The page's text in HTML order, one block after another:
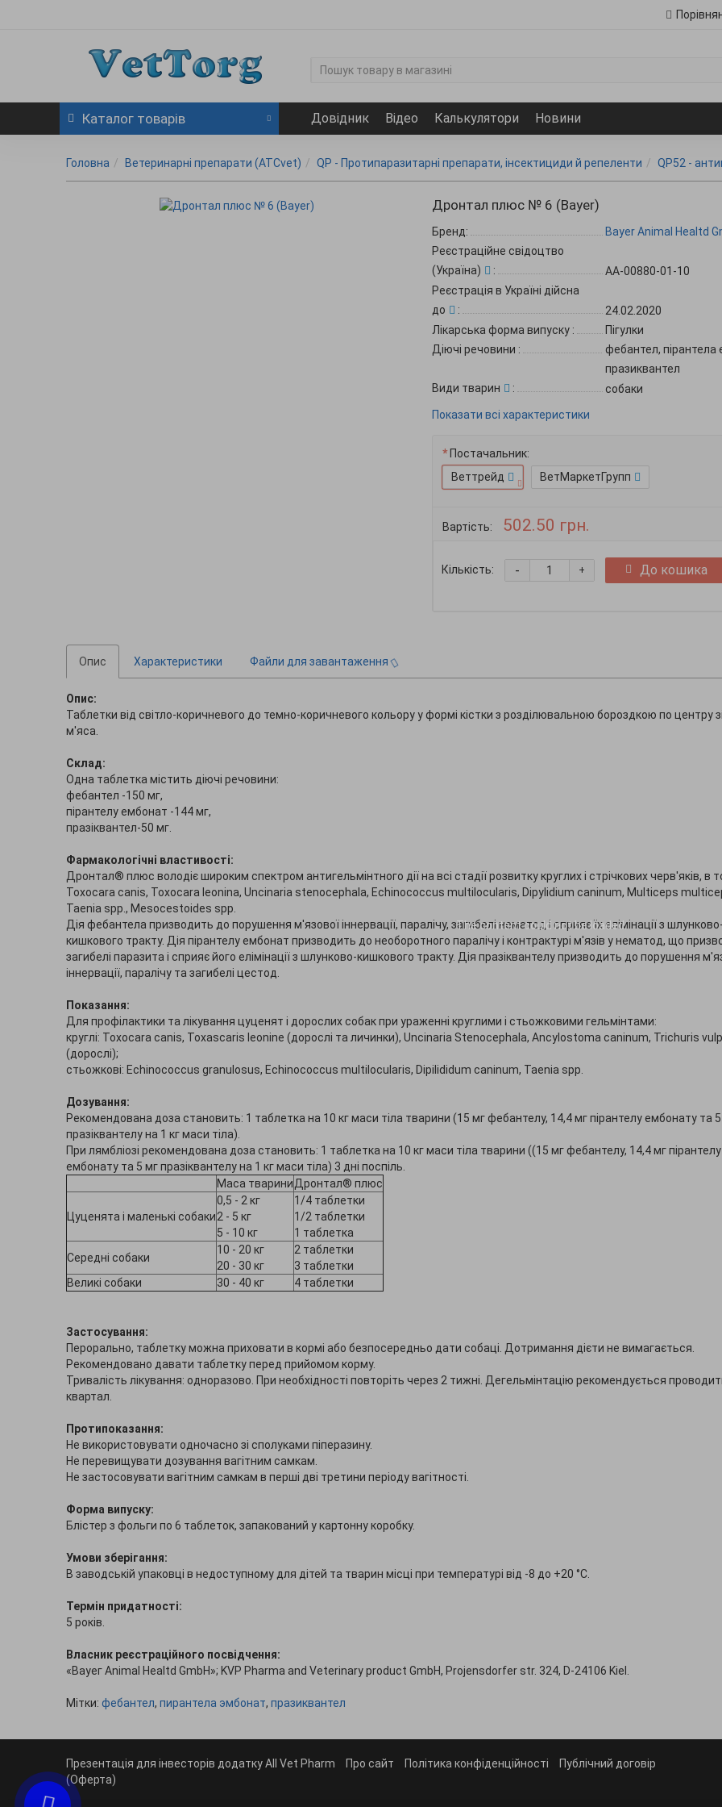
The contentcould not be loaded.
Каталогтоварів Довідник Відео Калькулятори Новини
Головна Ветеринарні препарати (ATCvet) QP - Протипаразитарні препарати, інсектициди й репеленти QP52 -
Дронтал плюс № 6 (Bayer)
Бренд:
Bayer Animal Healtd
Реєстраційне свідоцтво
(Україна)
:
АА-00880-01-10
Реєстрація в Україні дійсна
до
:
24.02.2020
Лікарська форма випуску :
Пігулки
Діючі речовини :
фебантел, пірантела
празиквантел
Види тварин
:
собаки
Показати всі характеристики
Постачальник:
Веттрейд
ВетМаркетГрупп
Вартість: 502.50 грн.
Кількість: +
- До кошика
Опис Характеристики Файли для завантаження
Опис:
Таблетки від світло-коричневого до темно-коричневого кольору у формі кістки з розділювальною бороздкою по центру
м'яса.
Склад:
Одна таблетка містить діючі речовини:
фебантел -150 мг,
пірантелу ембонат -144 мг,
празіквантел-50 мг.
Фармакологічні властивості:
Дронтал® плюс володіє широким спектром антигельмінтного дії на всі стадії розвитку круглих і стрічкових черв'яків, в
Toxocara canis, Toxocara leonina, Uncinaria stenocephala, Echinococcus multilocularis, Dipylidium caninum, Multiceps
Taenia spp., Mesocestoides spp.
Дія фебантела призводить до порушення м'язової іннервації, паралічу, загибелі нематод і сприяє їх елімінації з шлунково-
кишкового тракту. Дія пірантелу ембонат призводить до необоротного паралічу і контрактурі м'язів у нематод, що
загибелі паразита і сприяє його елімінації з шлунково-кишкового тракту. Дія празіквантелу призводить до порушення
іннервації, паралічу та загибелі цестод.
Показання:
Для профілактики та лікування цуценят і дорослих собак при ураженні круглими і стьожковими гельмінтами:
круглі: Toxocara canis, Toxascaris leonine (дорослі та личинки), Uncinaria Stenocephala, Ancylostoma caninum, Trichuris
(дорослі);
стьожкові: Echinococcus granulosus, Echinococcus multilocularis, Dipilididum caninum, Taenia spp.
Дозування:
Рекомендована доза становить: 1 таблетка на 10 кг маси тіла тварини (15 мг фебантелу, 14,4 мг пірантелу ембонату та
празіквантелу на 1 кг маси тіла).
При лямбліозі рекомендована доза становить: 1 таблетка на 10 кг маси тіла тварини ((15 мг фебантелу, 14,4 мг пірантелу
ембонату та 5 мг празіквантелу на 1 кг маси тіла) 3 дні поспіль.
Маса твариниДронтал® плюс
Цуценята і маленькі собаки
0,5 - 2 кг
2 - 5 кг
5 - 10 кг
1/4 таблетки
1/2 таблетки
1 таблетка
Середні собаки
10 - 20 кг
20 - 30 кг
2 таблетки
3 таблетки
Великі собаки
30 - 40 кг 4 таблетки
Застосування:
Перорально, таблетку можна приховати в кормі або безпосередньо дати собаці. Дотримання дієти не вимагається.
Рекомендовано давати таблетку перед прийомом корму.
Тривалість лікування: одноразово. При необхідності повторіть через 2 тижні. Дегельмінтацію рекомендується
квартал.
Протипоказання:
Не використовувати одночасно зі сполуками піперазину.
Не перевищувати дозування вагітним самкам.
Не застосовувати вагітним самкам в перші дві третини періоду вагітності.
Форма випуску:
Блістер з фольги по 6 таблеток, запакований у картонну коробку.
Умови зберігання:
В заводській упаковці в недоступному для дітей та тварин місці при температурі від -8 до +20 °С.
Термін придатності:
5 років.
Власник реєстраційного посвідчення:
«Вауег Animal Healtd GmbH»; KVP Pharma and Veterinary product GmbH, Projensdorfer str. 324, D-24106 Kiel.
Мітки:фебантел,пирантела эмбонат,празиквантел
Презентація для інвесторів додатку All Vet Pharm Про сайт Політика конфіденційності
Публічний договір
(Оферта)